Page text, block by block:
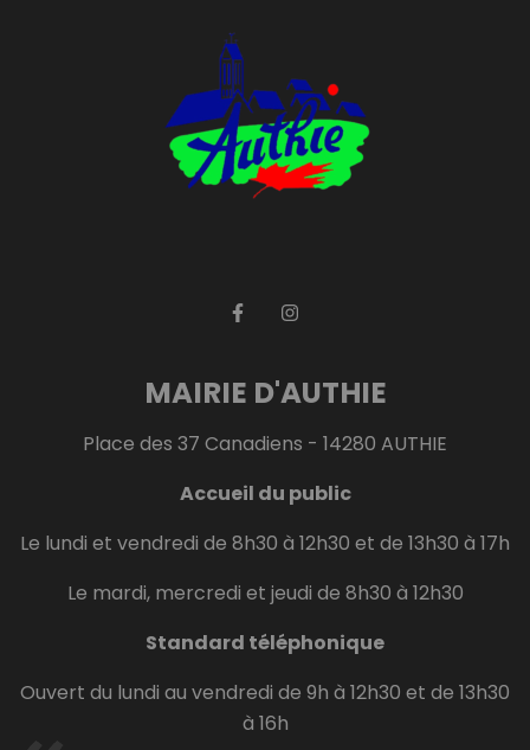
MAIRIE D'AUTHIE
Place des 37 Canadiens - 14280 AUTHIE
Accueil du public
Le lundi et vendredi de 8h30 à 12h30 et de 13h30 à 17h
Le mardi, mercredi et jeudi de 8h30 à 12h30
Standard téléphonique
Ouvert du lundi au vendredi de 9h à 12h30 et de 13h30
à 16h